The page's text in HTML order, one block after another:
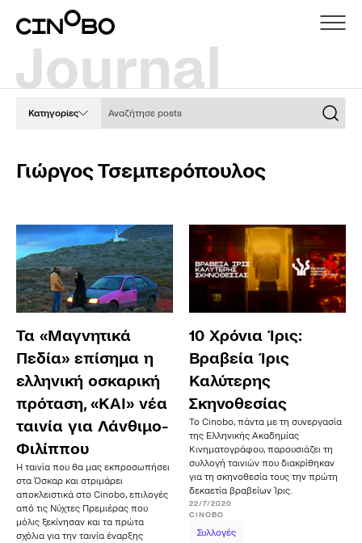
Κατηγορίες
Γιώργος Τσεμπερόπουλος
Τα «Μαγνητικά
Πεδία» επίσημα η
ελληνική οσκαρική
πρόταση, «ΚΑΙ» νέα
ταινία για Λάνθιμο-
Φιλίππου
Η ταινία που θα μας εκπροσωπήσει
στα Όσκαρ και στριμάρει
αποκλειστικά στο Cinobo, επιλογές
από τις Νύχτες Πρεμιέρας που
μόλις ξεκίνησαν και τα πρώτα
σχόλια για την ταινία έναρξης
10 Χρόνια Ίρις:
Βραβεία Ίρις
Καλύτερης
Σκηνοθεσίας
Το Cinobo, πάντα με τη συνεργασία
της Ελληνικής Ακαδημίας
Κινηματογράφου, παρουσιάζει τη
συλλογή ταινιών που διακρίθηκαν
για τη σκηνοθεσία τους την πρώτη
δεκαετία βραβείων Ίρις.
22/7/2020
CINOBO
Συλλογές